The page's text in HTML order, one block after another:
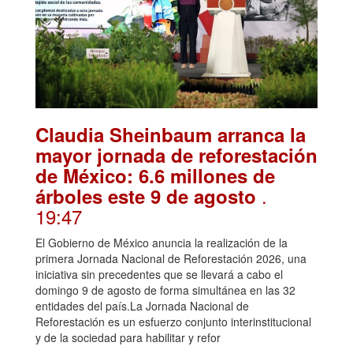
Claudia Sheinbaum arranca la
mayor jornada de reforestación
de México: 6.6 millones de
árboles este 9 de agosto .
19:47
El Gobierno de México anuncia la realización de la
primera Jornada Nacional de Reforestación 2026, una
iniciativa sin precedentes que se llevará a cabo el
domingo 9 de agosto de forma simultánea en las 32
entidades del país.La Jornada Nacional de
Reforestación es un esfuerzo conjunto interinstitucional
y de la sociedad para habilitar y refor